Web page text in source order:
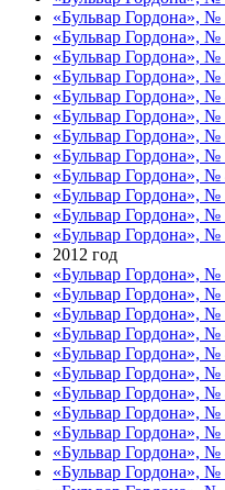
«Бульвар Гордона»,
«Бульвар Гордона», №
«Бульвар Гордона»,
«Бульвар Гордона», №
«Бульвар Гордона», №
«Бульвар Гордона», №
«Бульвар Гордона», №
«Бульвар Гордона», №
«Бульвар Гордона», №
«Бульвар Гордона», №
«Бульвар Гордона», №
«Бульвар Гордона», №
2012 год
«Бульвар Гордона», №
«Бульвар Гордона», №
«Бульвар Гордона», №
«Бульвар Гордона», №
«Бульвар Гордона», №
«Бульвар Гордона», №
«Бульвар Гордона», №
«Бульвар Гордона», №
«Бульвар Гордона», №
«Бульвар Гордона», №
«Бульвар Гордона», №